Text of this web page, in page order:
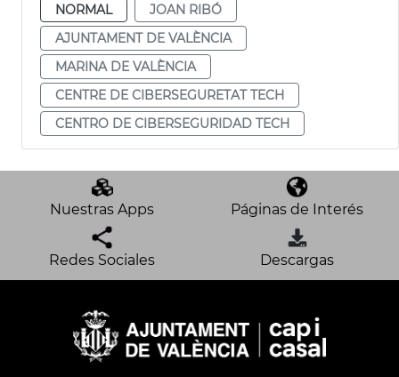
NORMAL
JOAN RIBÓ
AJUNTAMENT DE VALÈNCIA
MARINA DE VALÈNCIA
CENTRE DE CIBERSEGURETAT TECH
CENTRO DE CIBERSEGURIDAD TECH
Nuestras Apps Páginas de Interés
Redes Sociales Descargas